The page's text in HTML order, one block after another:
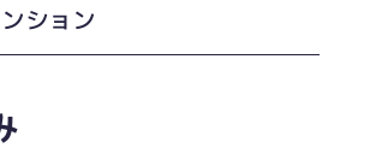
ション